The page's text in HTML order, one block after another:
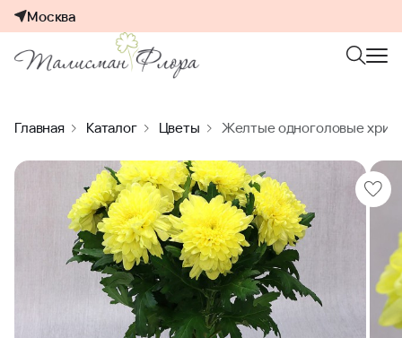
Москва
Главная Каталог Цветы Желтые одноголовые